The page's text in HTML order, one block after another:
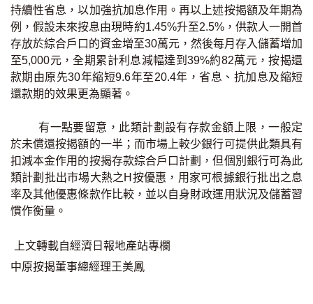
按揭智庫
樓按專欄
按揭百科
裝修·保險優惠
免費裝修轉介服務
裝修設計專欄
火險、家居、寵物保險
持續性省息，以加強抗加息作用。再以上述按揭額及年期為
例，假設未來按息由現時約1.45%升至2.5%，供款人一開首
存放於綜合戶口的資金增至30萬元，然後每月存入儲蓄增加
至5,000元，全期累計利息減幅達到39%約82萬元，按揭還
款期由原先30年縮短9.6年至20.4年，省息、抗加息及縮短
還款期的效果更為顯著。
有一點要留意，此類計劃設有存款金額上限，一般定
於未償還按揭額的一半；而市場上較少銀行可提供此類具有
扣減本金作用的按揭存款綜合戶口計劃，但個別銀行可為此
類計劃批出市場大熱之H按優惠，用家可根據銀行批出之息
率及其他優惠條款作比較，並以自身財政運用狀況及儲蓄習
慣作衡量。
上文轉載自經濟日報地產站專欄
中原按揭董事總經理王美鳳